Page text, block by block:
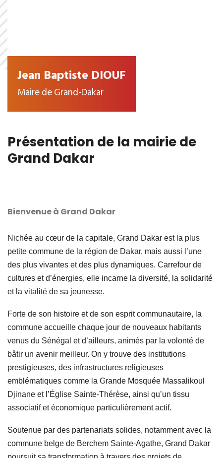
Jean Baptiste DIOUF
Maire de Grand-Dakar
Présentation de la mairie de
Grand Dakar
Bienvenue à Grand Dakar
Nichée au cœur de la capitale, Grand Dakar est la plus
petite commune de la région de Dakar, mais aussi l’une
des plus vivantes et des plus dynamiques. Carrefour de
cultures et d’énergies, elle incarne la diversité, la solidarité
et la vitalité de sa jeunesse.
Forte de son histoire et de son esprit communautaire, la
commune accueille chaque jour de nouveaux habitants
venus du Sénégal et d’ailleurs, animés par la volonté de
bâtir un avenir meilleur. On y trouve des institutions
prestigieuses, des infrastructures religieuses
emblématiques comme la Grande Mosquée Massalikoul
Djinane et l’Église Sainte-Thérèse, ainsi qu’un tissu
associatif et économique particulièrement actif.
Soutenue par des partenariats solides, notamment avec la
commune belge de Berchem Sainte-Agathe, Grand Dakar